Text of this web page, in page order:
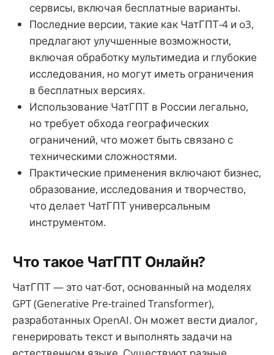
сервисы, включая бесплатные варианты.
Последние версии, такие как ЧатГПТ-4 и o3,
предлагают улучшенные возможности,
включая обработку мультимедиа и глубокие
исследования, но могут иметь ограничения
в бесплатных версиях.
Использование ЧатГПТ в России легально,
но требует обхода географических
ограничений, что может быть связано с
техническими сложностями.
Практические применения включают бизнес,
образование, исследования и творчество,
что делает ЧатГПТ универсальным
инструментом.
Что такое ЧатГПТ Онлайн?
ЧатГПТ — это чат-бот, основанный на моделях
GPT (Generative Pre-trained Transformer),
разработанных OpenAI. Он может вести диалог,
генерировать текст и выполнять задачи на